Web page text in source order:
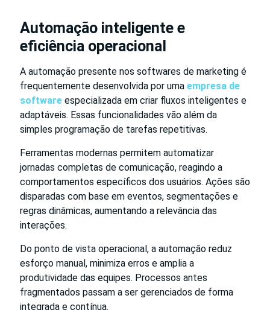
Automação inteligente e
eficiência operacional
A automação presente nos softwares de marketing é
frequentemente desenvolvida por uma empresa de
software especializada em criar fluxos inteligentes e
adaptáveis. Essas funcionalidades vão além da
simples programação de tarefas repetitivas.
Ferramentas modernas permitem automatizar
jornadas completas de comunicação, reagindo a
comportamentos específicos dos usuários. Ações são
disparadas com base em eventos, segmentações e
regras dinâmicas, aumentando a relevância das
interações.
Do ponto de vista operacional, a automação reduz
esforço manual, minimiza erros e amplia a
produtividade das equipes. Processos antes
fragmentados passam a ser gerenciados de forma
integrada e contínua.